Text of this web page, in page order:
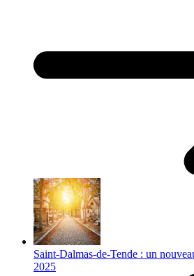
Saint-Dalmas-de-Tende : un
2025